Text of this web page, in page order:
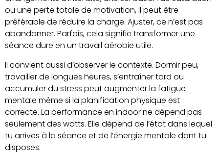
ou une perte totale de motivation, il peut être
préférable de réduire la charge. Ajuster, ce n’est pas
abandonner. Parfois, cela signifie transformer une
séance dure en un travail aérobie utile.
Il convient aussi d’observer le contexte. Dormir peu,
travailler de longues heures, s’entraîner tard ou
accumuler du stress peut augmenter la fatigue
mentale même si la planification physique est
correcte. La performance en indoor ne dépend pas
seulement des watts. Elle dépend de l’état dans lequel
tu arrives à la séance et de l’énergie mentale dont tu
disposes.